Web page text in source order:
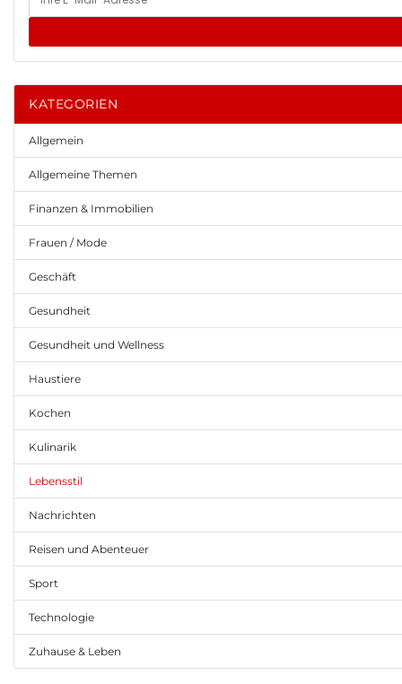
KATEGORIEN
Allgemein
Allgemeine Themen
Finanzen & Immobilien
Frauen / Mode
Geschäft
Gesundheit
Gesundheit und Wellness
Haustiere
Kochen
Kulinarik
Lebensstil
Nachrichten
Reisen und Abenteuer
Sport
Technologie
Zuhause & Leben